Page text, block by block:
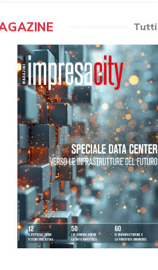
Tutti